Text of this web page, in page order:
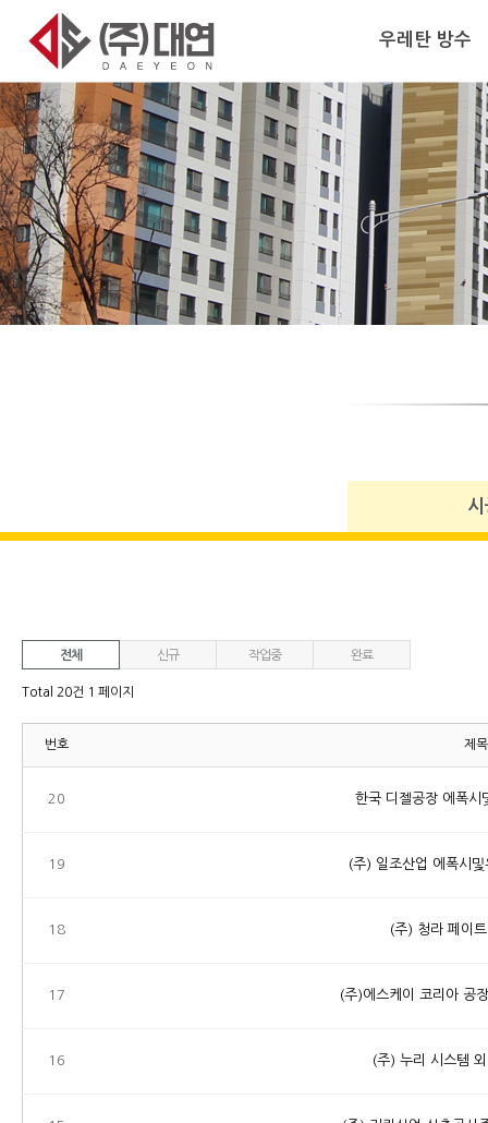
우레탄 방수
전체 신규 작업중 완료
Total 20건 1 페이지
번호 제목
20 한국 디젤공장 에폭시
19 (주) 일조산업 에폭시
18 (주) 청라 페이
17 (주)에스케이 코리아 공
16 (주) 누리 시스템